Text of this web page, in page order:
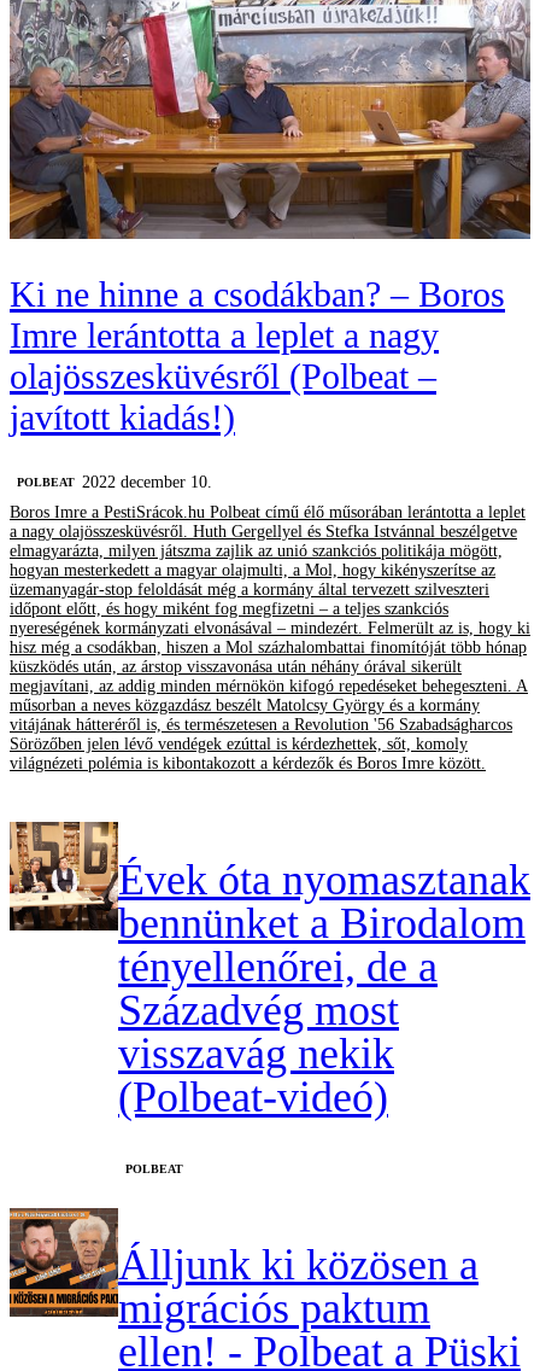
Ki ne hinne a csodákban? – Boros
Imre lerántotta a leplet a nagy
olajösszesküvésről (Polbeat –
javított kiadás!)
‎POLBEAT
2022 december 10.
Boros Imre a PestiSrácok.hu Polbeat című élő műsorában lerántotta a leplet
a nagy olajösszesküvésről. Huth Gergellyel és Stefka Istvánnal beszélgetve
elmagyarázta, milyen játszma zajlik az unió szankciós politikája mögött,
hogyan mesterkedett a magyar olajmulti, a Mol, hogy kikényszerítse az
üzemanyagár-stop feloldását még a kormány által tervezett szilveszteri
időpont előtt, és hogy miként fog megfizetni – a teljes szankciós
nyereségének kormányzati elvonásával – mindezért. Felmerült az is, hogy ki
hisz még a csodákban, hiszen a Mol százhalombattai finomítóját több hónap
küszködés után, az árstop visszavonása után néhány órával sikerült
megjavítani, az addig minden mérnökön kifogó repedéseket behegeszteni. A
műsorban a neves közgazdász beszélt Matolcsy György és a kormány
vitájának hátteréről is, és természetesen a Revolution '56 Szabadságharcos
Sörözőben jelen lévő vendégek ezúttal is kérdezhettek, sőt, komoly
világnézeti polémia is kibontakozott a kérdezők és Boros Imre között.
Évek óta nyomasztanak
bennünket a Birodalom
tényellenőrei, de a
Századvég most
visszavág nekik
(Polbeat-videó)
‎POLBEAT
Álljunk ki közösen a
migrációs paktum
ellen! - Polbeat a Püski